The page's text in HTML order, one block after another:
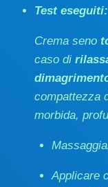
Test eseguiti:
Crema seno
caso di
compattezza
morbida,
Applicare